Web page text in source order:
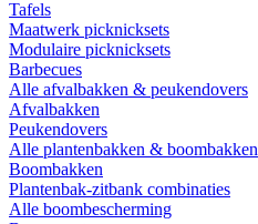
Tafels
Maatwerk picknicksets
Modulaire picknicksets
Barbecues
Alle afvalbakken & peukendovers
Afvalbakken
Peukendovers
Alle plantenbakken & boombakken
Boombakken
Plantenbak-zitbank combinaties
Alle boombescherming